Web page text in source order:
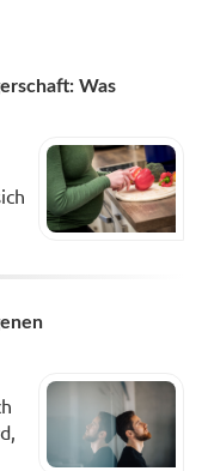
Was